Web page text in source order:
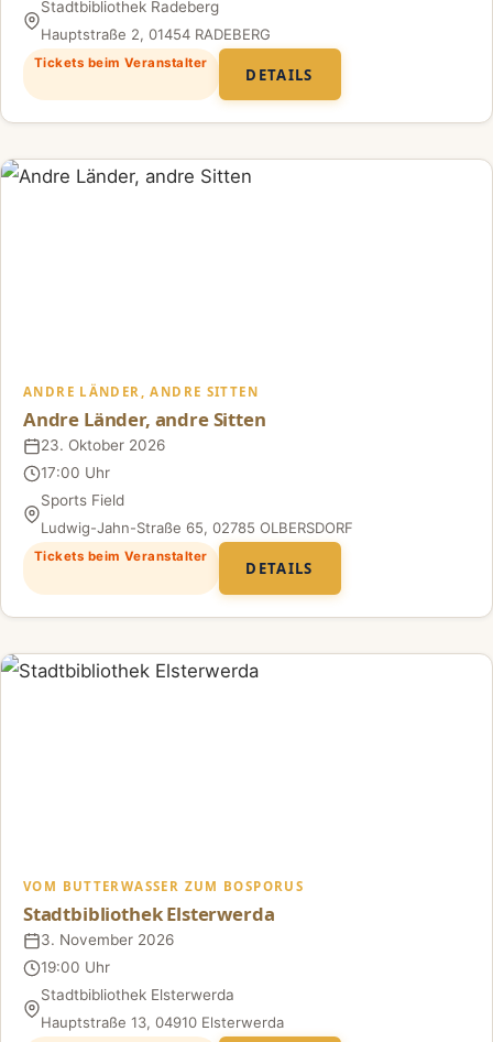
Ort
Stadtbibliothek Radeberg
Hauptstraße 2, 01454 RADEBERG
Tickets beim Veranstalter
DETAILS
ANDRE LÄNDER, ANDRE SITTEN
Andre Länder, andre Sitten
Datum
23. Oktober 2026
Uhrzeit
17:00 Uhr
Ort
Sports Field
Ludwig-Jahn-Straße 65, 02785 OLBERSDORF
Tickets beim Veranstalter
DETAILS
VOM BUTTERWASSER ZUM BOSPORUS
Stadtbibliothek Elsterwerda
Datum
3. November 2026
Uhrzeit
19:00 Uhr
Ort
Stadtbibliothek Elsterwerda
Hauptstraße 13, 04910 Elsterwerda